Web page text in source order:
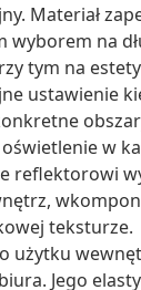
Materiał
na
tym na
ustawienie
w
reflektorowi
teksturze.
użytku
Jego